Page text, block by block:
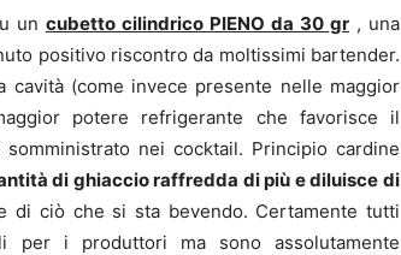
un cubetto cilindrico PIENO da 30 gr , una
positivo riscontro da moltissimi bartender.
(come invece presente nelle maggior
potere refrigerante che favorisce il
nei cocktail. Principio cardine
di ghiaccio raffredda di più e diluisce di
di ciò che si sta bevendo. Certamente tutti
per i produttori ma sono assolutamente